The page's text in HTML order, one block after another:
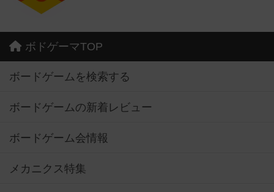
ボドゲーマTOP
ボードゲームを検索する
ボードゲームの新着レビュー
ボードゲーム会情報
メカニクス特集